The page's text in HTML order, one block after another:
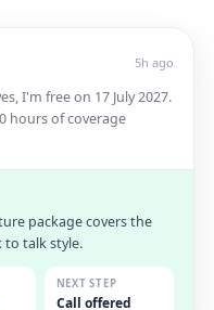
5h ago
I'm free on 17 July 2027.
hours of coverage
package covers the
to talk style.
NEXT STEP
Call offered